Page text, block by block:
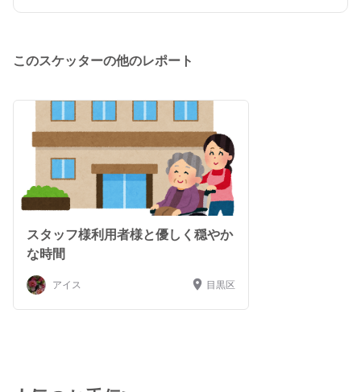
このスケッターの他のレポート
スタッフ様利用者様と優しく穏やか
な時間
アイス 目黒区